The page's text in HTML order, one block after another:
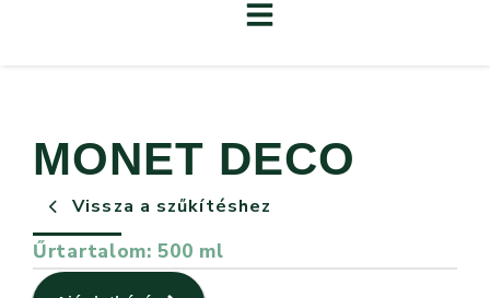
MONET DECO
Vissza a szűkítéshez
Űrtartalom: 500 ml